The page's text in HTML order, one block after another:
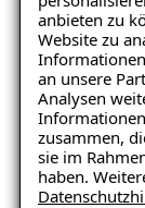
anbieten zu
Website zu
an unsere
Analysen
zusammen,
sie im
haben.
an
stets